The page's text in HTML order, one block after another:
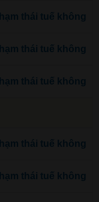
thái tuế không
thái tuế không
thái tuế không
thái tuế không
thái tuế không